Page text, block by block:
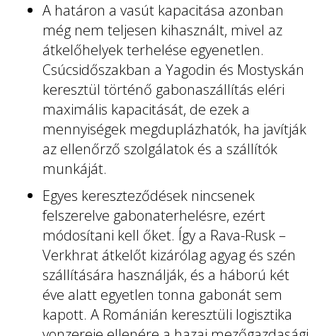
A határon a vasút kapacitása azonban
még nem teljesen kihasznált, mivel az
átkelőhelyek terhelése egyenetlen.
Csúcsidőszakban a Yagodin és Mostyskán
keresztül történő gabonaszállítás eléri
maximális kapacitását, de ezek a
mennyiségek megduplázhatók, ha javítják
az ellenőrző szolgálatok és a szállítók
munkáját.
Egyes kereszteződések nincsenek
felszerelve gabonaterhelésre, ezért
módosítani kell őket. Így a Rava-Rusk –
Verkhrat átkelőt kizárólag agyag és szén
szállítására használják, és a háború két
éve alatt egyetlen tonna gabonát sem
kapott. A Románián keresztüli logisztika